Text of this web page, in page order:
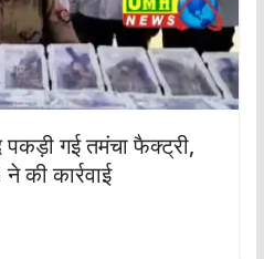
गई तमंचा फैक्ट्री,
की कार्रवाई